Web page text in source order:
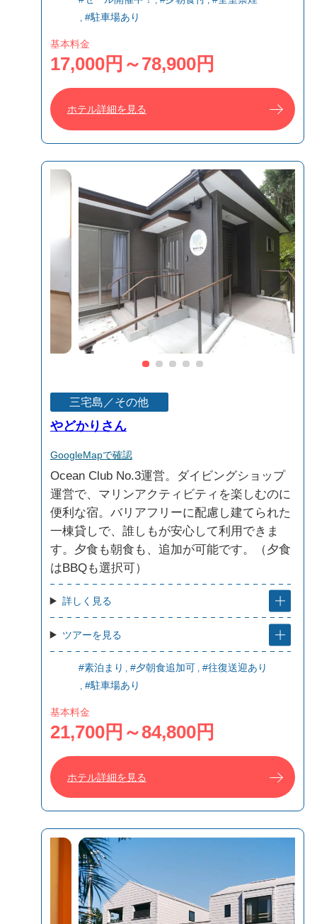
#駐車場あり
基本料金
17,000円～78,900円
ホテル詳細を見る
三宅島／その他
やどかりさん
GoogleMapで確認
Ocean Club No.3運営。ダイビングショップ
運営で、マリンアクティビティを楽しむのに
便利な宿。バリアフリーに配慮し建てられた
一棟貸しで、誰しもが安心して利用できま
す。夕食も朝食も、追加が可能です。（夕食
はBBQも選択可）
詳しく見る
ツアーを見る
#素泊まり #夕朝食追加可
#往復送迎あり
#駐車場あり
基本料金
21,700円～84,800円
ホテル詳細を見る